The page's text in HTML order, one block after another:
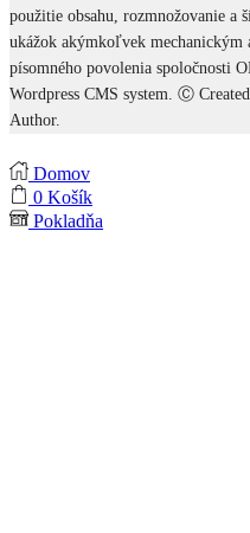
použitie obsahu, rozmnožovanie a
ukážok akýmkoľvek mechanickým
písomného povolenia spoločnosti
Wordpress CMS system. Ⓒ
Author.
Domov
0 Košík
Pokladňa